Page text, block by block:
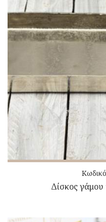
Δίσκος